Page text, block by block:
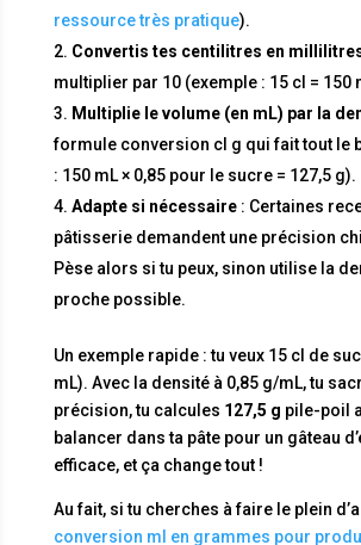
ressource très pratique).
Convertis tes centilitres en
multiplier par 10 (exemple : 15 cl = 150
Multiplie le volume (en mL) par la
formule conversion cl g qui fait tout le
: 150 mL × 0,85 pour le sucre = 127,5 g).
Adapte si nécessaire: Certaines
pâtisserie demandent une précision
Pèse alors si tu peux, sinon utilise la
proche possible.
Un exemple rapide : tu veux 15 cl de
mL). Avec la densité à 0,85 g/mL, tu
précision, tu calcules 127,5 g pile-poil
balancer dans ta pâte pour un gâteau
efficace, et ça change tout !
Au fait, si tu cherches à faire le plein
conversion ml en grammes pour